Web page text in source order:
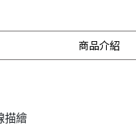
商品介紹
描繪